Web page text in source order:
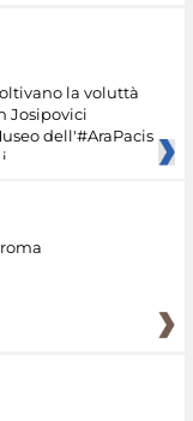
la voluttà
Josipovici
dell'#AraPacis